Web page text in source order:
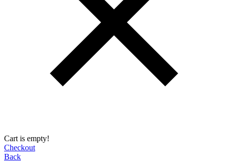
Cart is empty!
Checkout
Back